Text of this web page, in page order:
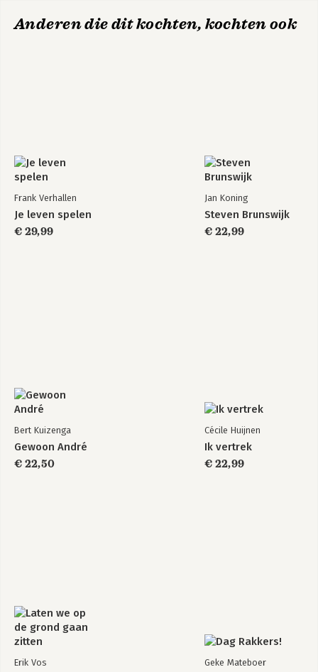
Anderen die dit kochten, kochten ook
Frank Verhallen
Je leven spelen
€ 29,99
Jan Koning
Steven Brunswijk
€ 22,99
Bert Kuizenga
Gewoon André
€ 22,50
Cécile Huijnen
Ik vertrek
€ 22,99
Erik Vos Geke Mateboer